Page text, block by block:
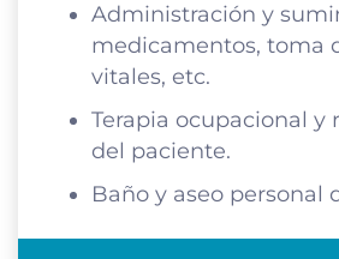
Administración y
medicamentos, toma
vitales, etc.
Terapia ocupacional y
del paciente.
Baño y aseo personal